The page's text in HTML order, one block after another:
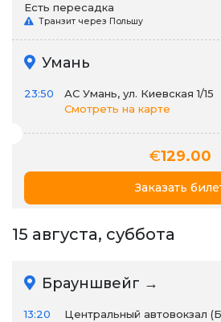
Есть пересадка
Транзит через Польшу
Умань
23:50
АС Умань, ул. Киевская 1/15
Смотреть на карте
€129.00
Заказать
15 августа, суббота
Брауншвейг →
13:20
Центральный автовокзал